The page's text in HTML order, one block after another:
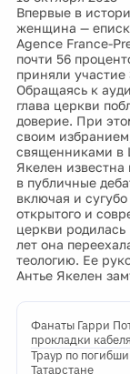
Впервые в
женщина —
Agence France-
почти 56
приняли
Обращаясь к
глава церкви
доверие. При
своим
священниками в
Якелен известна
в публичные
включая и
открытого и
церкви родилась
лет она
теологию. Ее
Антье Якелен
Фанаты Гарри
прокладки
Траур по
Татарстане